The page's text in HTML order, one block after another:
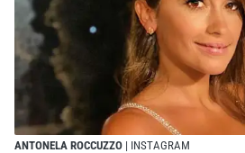
ANTONELA ROCCUZZO | INSTAGRAM